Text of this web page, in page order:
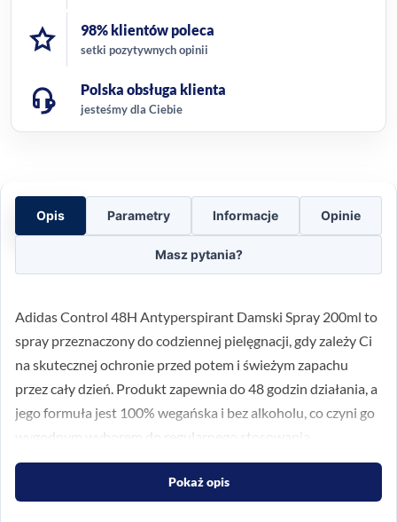
98% klientów poleca
setki pozytywnych opinii
Polska obsługa klienta
jesteśmy dla Ciebie
Opis Parametry Informacje Opinie
Masz pytania?
Adidas Control 48H Antyperspirant Damski Spray 200ml to
spray przeznaczony do codziennej pielęgnacji, gdy zależy Ci
na skutecznej ochronie przed potem i świeżym zapachu
przez cały dzień. Produkt zapewnia do 48 godzin działania, a
jego formuła jest 100% wegańska i bez alkoholu, co czyni go
wygodnym wyborem do regularnego stosowania.
Świeżość na cały dzień
Pokaż opis